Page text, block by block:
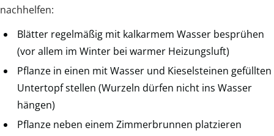
nachhelfen:
Blätter regelmäßig mit kalkarmem Wasser besprühen
(vor allem im Winter bei warmer Heizungsluft)
Pflanze in einen mit Wasser und Kieselsteinen gefüllten
Untertopf stellen (Wurzeln dürfen nicht ins Wasser
hängen)
Pflanze neben einem Zimmerbrunnen platzieren